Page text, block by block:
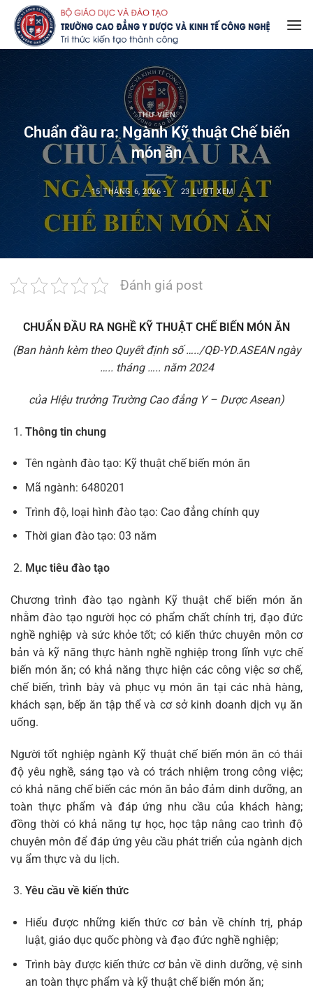
qua
THƯ VIỆN
Chuẩn đầu ra: Ngành Kỹ thuật Chế biến
món ăn
15 THÁNG 6, 2026 - 23 LƯỢT XEM
Đánh giá post
CHUẨN ĐẦU RA NGHỀ KỸ THUẬT CHẾ BIẾN MÓN ĂN
(Ban hành kèm theo Quyết định số …../QĐ-YD.ASEAN ngày
….. tháng ….. năm 2024
của Hiệu trưởng Trường Cao đẳng Y – Dược Asean)
Thông tin chung
Tên ngành đào tạo: Kỹ thuật chế biến món ăn
Mã ngành: 6480201
Trình độ, loại hình đào tạo: Cao đẳng chính quy
Thời gian đào tạo: 03 năm
Mục tiêu đào tạo
Chương trình đào tạo ngành Kỹ thuật chế biến món ăn
nhằm đào tạo người học có phẩm chất chính trị, đạo đức
nghề nghiệp và sức khỏe tốt; có kiến thức chuyên môn cơ
bản và kỹ năng thực hành nghề nghiệp trong lĩnh vực chế
biến món ăn; có khả năng thực hiện các công việc sơ chế,
chế biến, trình bày và phục vụ món ăn tại các nhà hàng,
khách sạn, bếp ăn tập thể và cơ sở kinh doanh dịch vụ ăn
uống.
Người tốt nghiệp ngành Kỹ thuật chế biến món ăn có thái
độ yêu nghề, sáng tạo và có trách nhiệm trong công việc;
có khả năng chế biến các món ăn bảo đảm dinh dưỡng, an
toàn thực phẩm và đáp ứng nhu cầu của khách hàng;
đồng thời có khả năng tự học, học tập nâng cao trình độ
chuyên môn để đáp ứng yêu cầu phát triển của ngành dịch
vụ ẩm thực và du lịch.
Yêu cầu về kiến thức
Hiểu được những kiến thức cơ bản về chính trị, pháp
luật, giáo dục quốc phòng và đạo đức nghề nghiệp;
Trình bày được kiến thức cơ bản về dinh dưỡng, vệ sinh
an toàn thực phẩm và kỹ thuật chế biến món ăn;